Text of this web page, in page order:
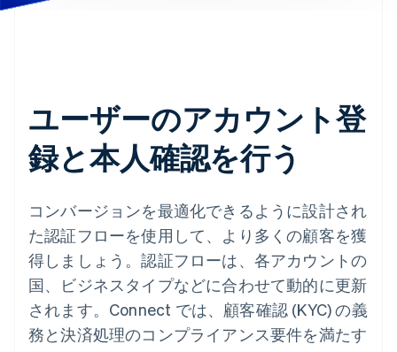
ユーザーのアカウント登
録と本人確認を行う
コンバージョンを最適化できるように設計され
た認証フローを使用して、より多くの顧客を獲
得しましょう。認証フローは、各アカウントの
国、ビジネスタイプなどに合わせて動的に更新
されます。Connect では、顧客確認 (KYC) の義
務と決済処理のコンプライアンス要件を満たす